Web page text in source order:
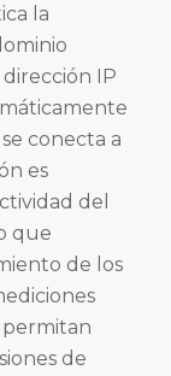
la
IP
conecta a
es
del
que
de los
de